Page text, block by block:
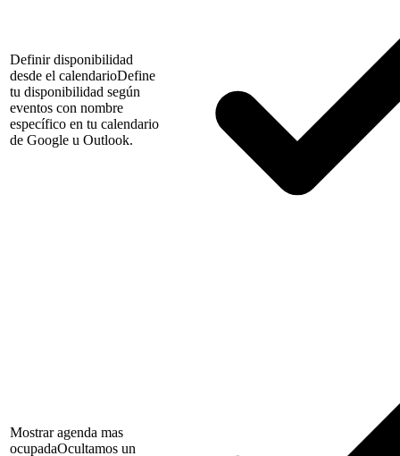
Definir disponibilidad
desde el calendarioDefine
tu disponibilidad según
eventos con nombre
específico en tu calendario
de Google u Outlook.
Mostrar agenda mas
ocupadaOcultamos un